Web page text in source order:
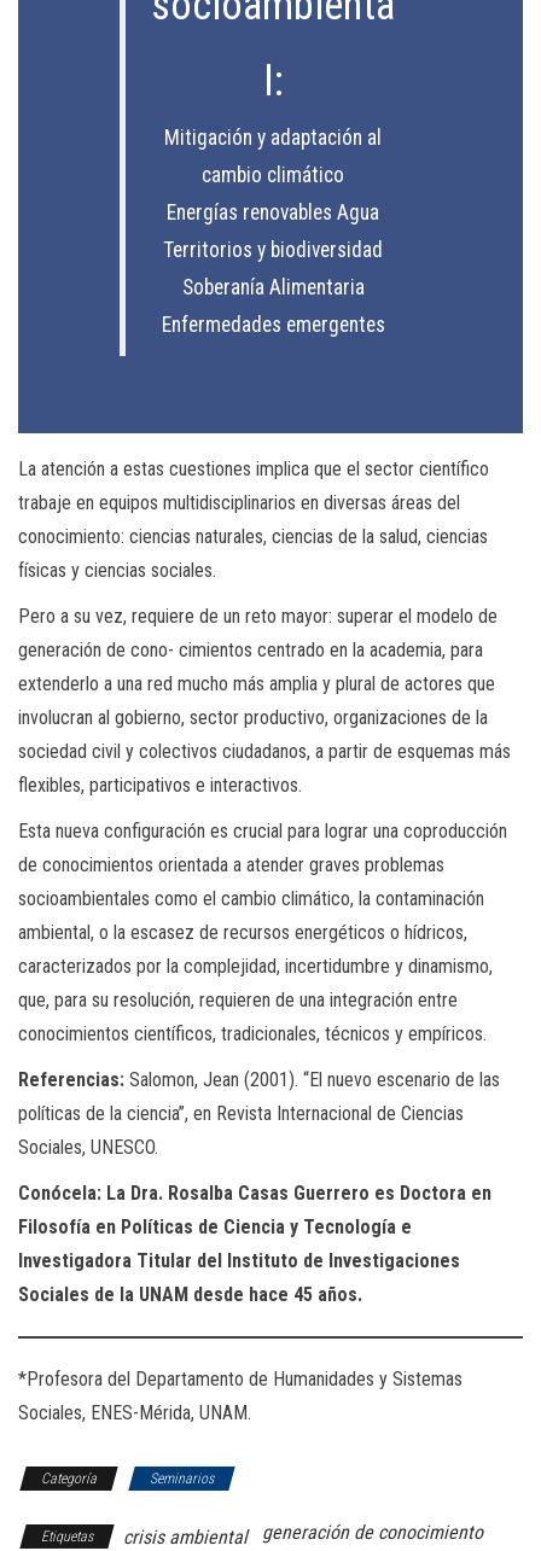
l:
Mitigación y adaptación al
cambio climático
Energías renovables Agua
Territorios y biodiversidad
Soberanía Alimentaria
Enfermedades emergentes
La atención a estas cuestiones implica que el sector científico
trabaje en equipos multidisciplinarios en diversas áreas del
conocimiento: ciencias naturales, ciencias de la salud, ciencias
físicas y ciencias sociales.
Pero a su vez, requiere de un reto mayor: superar el modelo de
generación de cono- cimientos centrado en la academia, para
extenderlo a una red mucho más amplia y plural de actores que
involucran al gobierno, sector productivo, organizaciones de la
sociedad civil y colectivos ciudadanos, a partir de esquemas más
flexibles, participativos e interactivos.
Esta nueva configuración es crucial para lograr una coproducción
de conocimientos orientada a atender graves problemas
socioambientales como el cambio climático, la contaminación
ambiental, o la escasez de recursos energéticos o hídricos,
caracterizados por la complejidad, incertidumbre y dinamismo,
que, para su resolución, requieren de una integración entre
conocimientos científicos, tradicionales, técnicos y empíricos.
Referencias: Salomon, Jean (2001). “El nuevo escenario de las
políticas de la ciencia”, en Revista Internacional de Ciencias
Sociales, UNESCO.
Conócela: La Dra. Rosalba Casas Guerrero es Doctora en
Filosofía en Políticas de Ciencia y Tecnología e
Investigadora Titular del Instituto de Investigaciones
Sociales de la UNAM desde hace 45 años.
*Profesora del Departamento de Humanidades y Sistemas
Sociales, ENES-Mérida, UNAM.
Categoría Seminarios
Etiquetas crisis ambiental
generación de conocimiento